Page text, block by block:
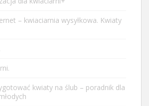
– kwiaciarnia wysyłkowa. Kwiaty
kwiaty na ślub – poradnik dla